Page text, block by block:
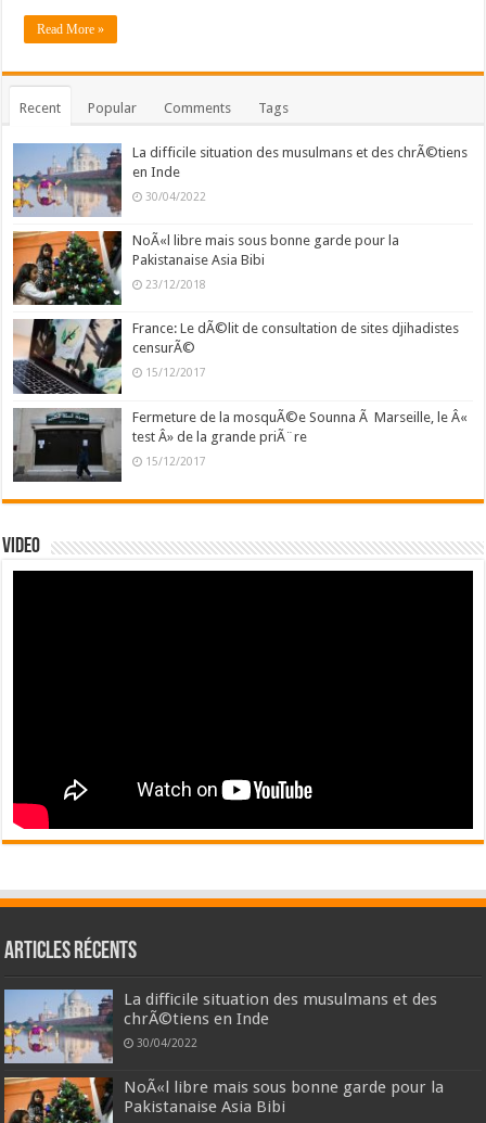
Read More »
Recent Popular Comments Tags
La difficile situation des musulmans et des chrÃ©tiens
en Inde
30/04/2022
NoÃ«l libre mais sous bonne garde pour la
Pakistanaise Asia Bibi
23/12/2018
France: Le dÃ©lit de consultation de sites djihadistes
censurÃ©
15/12/2017
Fermeture de la mosquÃ©e Sounna Ã Marseille, le Â«
test Â» de la grande priÃ¨re
15/12/2017
Video
Articles récents
La difficile situation des musulmans et des
chrÃ©tiens en Inde
30/04/2022
NoÃ«l libre mais sous bonne garde pour la
Pakistanaise Asia Bibi